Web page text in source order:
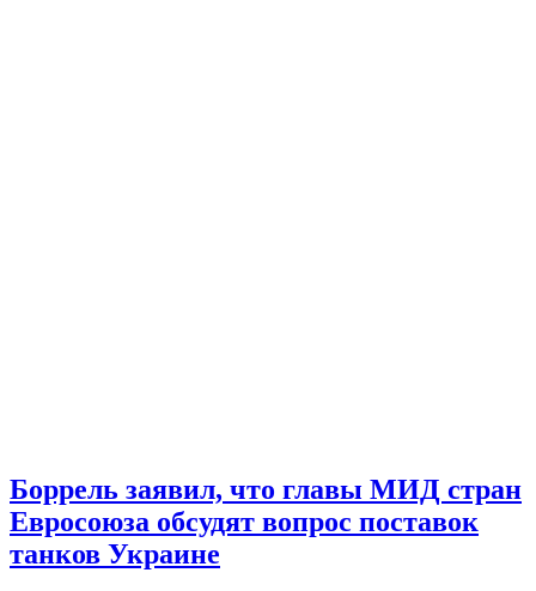
Боррель заявил, что главы МИД стран
Евросоюза обсудят вопрос поставок
танков Украине